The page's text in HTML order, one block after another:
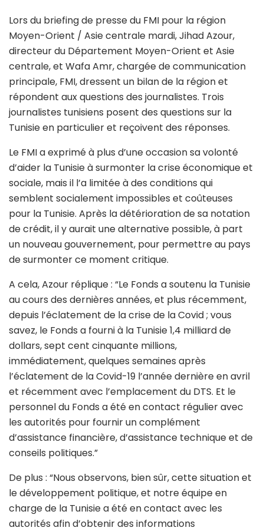
Lors du briefing de presse du FMI pour la région
Moyen-Orient / Asie centrale mardi, Jihad Azour,
directeur du Département Moyen-Orient et Asie
centrale, et Wafa Amr, chargée de communication
principale, FMI, dressent un bilan de la région et
répondent aux questions des journalistes. Trois
journalistes tunisiens posent des questions sur la
Tunisie en particulier et reçoivent des réponses.
Le FMI a exprimé à plus d’une occasion sa volonté
d’aider la Tunisie à surmonter la crise économique et
sociale, mais il l’a limitée à des conditions qui
semblent socialement impossibles et coûteuses
pour la Tunisie. Après la détérioration de sa notation
de crédit, il y aurait une alternative possible, à part
un nouveau gouvernement, pour permettre au pays
de surmonter ce moment critique.
A cela, Azour réplique : “Le Fonds a soutenu la Tunisie
au cours des dernières années, et plus récemment,
depuis l’éclatement de la crise de la Covid ; vous
savez, le Fonds a fourni à la Tunisie 1,4 milliard de
dollars, sept cent cinquante millions,
immédiatement, quelques semaines après
l’éclatement de la Covid-19 l’année dernière en avril
et récemment avec l’emplacement du DTS. Et le
personnel du Fonds a été en contact régulier avec
les autorités pour fournir un complément
d’assistance financière, d’assistance technique et de
conseils politiques.”
De plus : “Nous observons, bien sûr, cette situation et
le développement politique, et notre équipe en
charge de la Tunisie a été en contact avec les
autorités afin d’obtenir des informations